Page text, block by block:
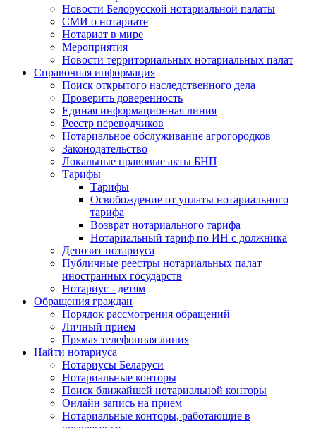
Новости Белорусской нотариальной палаты
СМИ о нотариате
Нотариат в мире
Мероприятия
Новости территориальных нотариальных палат
Справочная информация
Поиск открытого наследственного дела
Проверить доверенность
Единая информационная линия
Реестр переводчиков
Нотариальное обслуживание агрогородков
Законодательство
Локальные правовые акты БНП
Тарифы
Тарифы
Освобождение от уплаты нотариального
тарифа
Возврат нотариального тарифа
Нотариальный тариф по ИН с должника
Депозит нотариуса
Публичные реестры нотариальных палат
иностранных государств
Нотариус - детям
Обращения граждан
Порядок рассмотрения обращений
Личный прием
Прямая телефонная линия
Найти нотариуса
Нотариусы Беларуси
Нотариальные конторы
Поиск ближайшей нотариальной конторы
Онлайн запись на прием
Нотариальные конторы, работающие в